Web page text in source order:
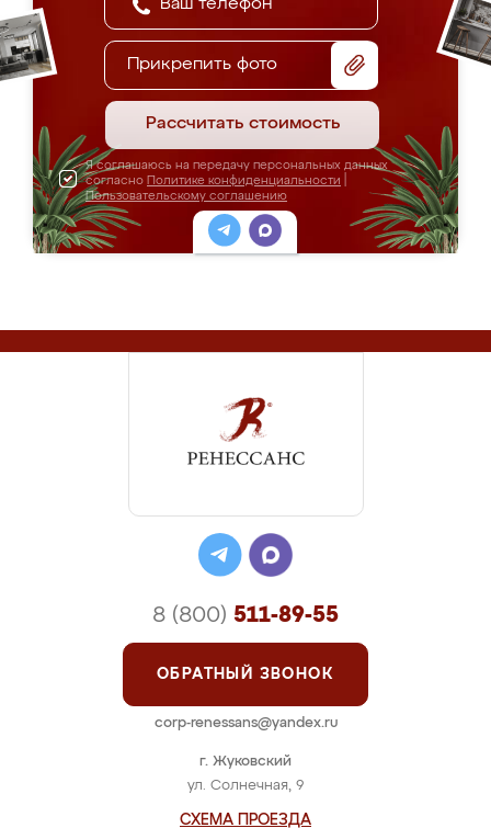
Прикрепить фото
Рассчитать стоимость
Я соглашаюсь на передачу персональных данных
согласно Политике конфиденциальности
Пользовательскому соглашению
г. Жуковский
ул. Солнечная, 9
СХЕМА ПРОЕЗДА
8 (800) 511-89-55
ОБРАТНЫЙ ЗВОНОК
corp-renessans@yandex.ru